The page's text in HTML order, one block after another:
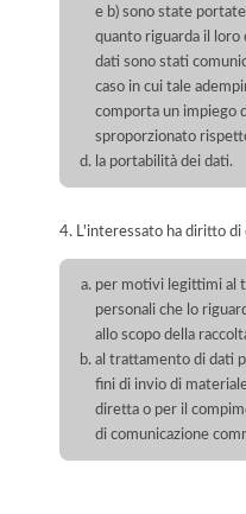
e b) sono state
quanto riguarda il loro
dati sono stati
caso in cui tale
comporta un impiego
sproporzionato
la portabilità dei dati.
4. L'interessato ha diritto
per motivi legittimi al
personali che lo
allo scopo della
al trattamento di dati
fini di invio di
diretta o per il
di comunicazione